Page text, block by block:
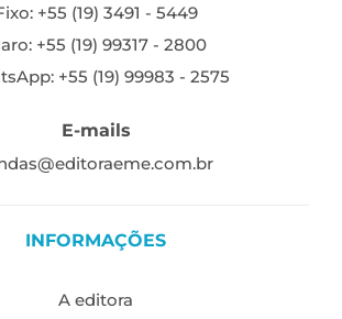
+55 (19) 3491 - 5449
+55 (19) 99317 - 2800
+55 (19) 99983 - 2575
E-mails
INFORMAÇÕES
A editora